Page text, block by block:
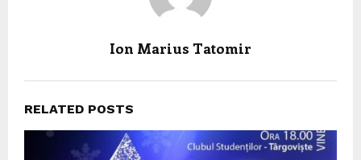
Ion Marius Tatomir
RELATED POSTS